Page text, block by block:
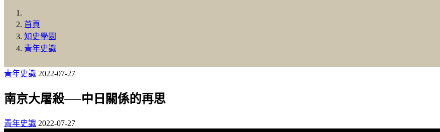
首頁
知史學園
青年史識
青年史識 2022-07-27
南京大屠殺──中日關係的再思
青年史識 2022-07-27